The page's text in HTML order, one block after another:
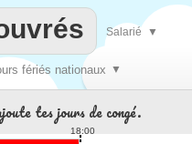
fériés nationaux ▼
Salarié ▼
tes jours de congé.
18:00